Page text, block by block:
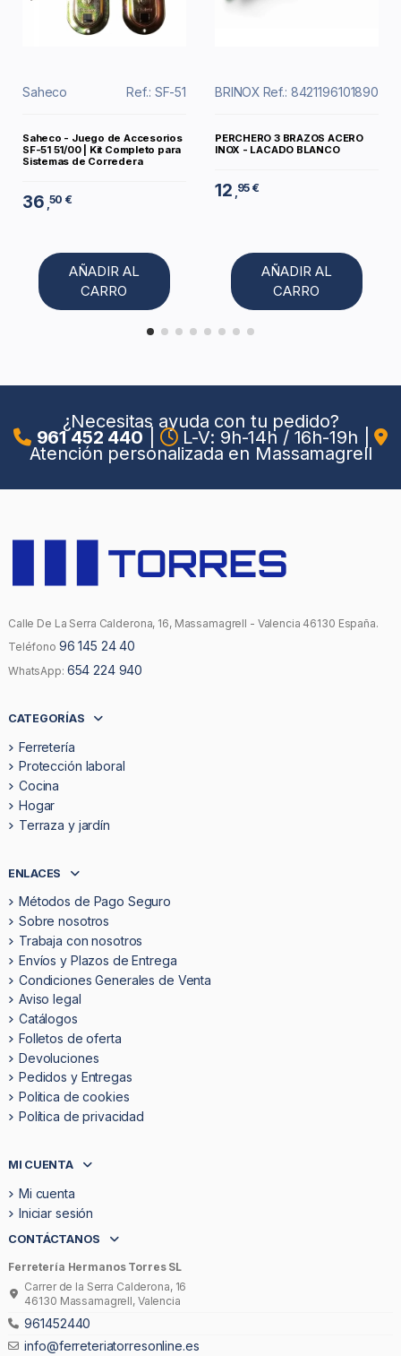
Saheco Ref.: SF-51
Saheco - Juego de Accesorios
SF-51 51/00 | Kit Completo para
Sistemas de Corredera
36 ,50 €
AÑADIR AL
CARRO
BRINOX Ref.: 8421196101890
PERCHERO 3 BRAZOS ACERO
INOX - LACADO BLANCO
12 ,95 €
AÑADIR AL
CARRO
¿Necesitas ayuda con tu pedido?
961 452 440 L-V: 9h-14h / 16h-19h
Atención personalizada en Massamagrell
Calle De La Serra Calderona, 16, Massamagrell - Valencia 46130 España.
Teléfono 96 145 24 40
WhatsApp: 654 224 940
CATEGORÍAS
Ferretería
Protección laboral
Cocina
Hogar
Terraza y jardín
ENLACES
Métodos de Pago Seguro
Sobre nosotros
Trabaja con nosotros
Envíos y Plazos de Entrega
Condiciones Generales de Venta
Aviso legal
Catálogos
Folletos de oferta
Devoluciones
Pedidos y Entregas
Politica de cookies
Política de privacidad
MI CUENTA
Mi cuenta
Iniciar sesión
CONTÁCTANOS
Ferretería Hermanos Torres SL
Carrer de la Serra Calderona, 16
46130 Massamagrell, Valencia
961452440
info@ferreteriatorresonline.es